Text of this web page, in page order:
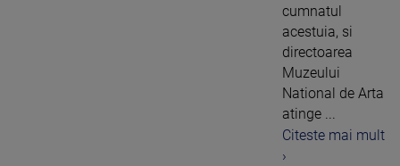
cumnatul
acestuia, si
directoarea
Muzeului
National de Arta
atinge ...
Citeste mai mult
›